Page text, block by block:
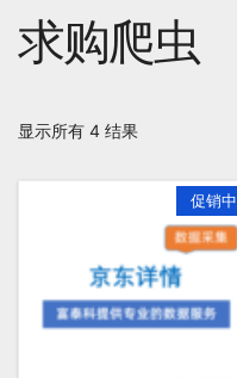
求购爬虫
显示所有 4 结果按
评
促销中